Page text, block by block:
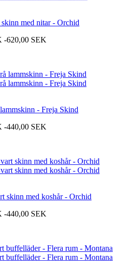
med nitar - Orchid
-620,00 SEK
- Freja Skind
-440,00 SEK
skinn med koshår - Orchid
-440,00 SEK